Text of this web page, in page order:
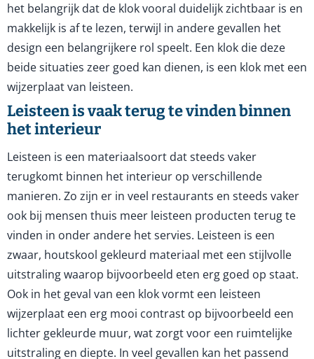
het belangrijk dat de klok vooral duidelijk zichtbaar is en
makkelijk is af te lezen, terwijl in andere gevallen het
design een belangrijkere rol speelt. Een klok die deze
beide situaties zeer goed kan dienen, is een klok met een
wijzerplaat van leisteen.
Leisteen is vaak terug te vinden binnen
het interieur
Leisteen is een materiaalsoort dat steeds vaker
terugkomt binnen het interieur op verschillende
manieren. Zo zijn er in veel restaurants en steeds vaker
ook bij mensen thuis meer leisteen producten terug te
vinden in onder andere het servies. Leisteen is een
zwaar, houtskool gekleurd materiaal met een stijlvolle
uitstraling waarop bijvoorbeeld eten erg goed op staat.
Ook in het geval van een klok vormt een leisteen
wijzerplaat een erg mooi contrast op bijvoorbeeld een
lichter gekleurde muur, wat zorgt voor een ruimtelijke
uitstraling en diepte. In veel gevallen kan het passend